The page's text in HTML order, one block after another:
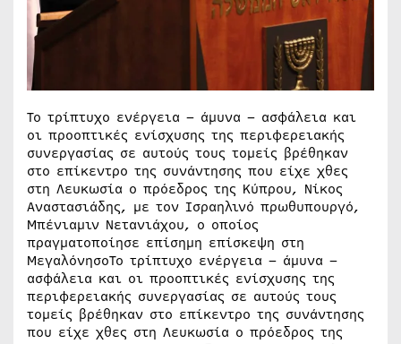
Το τρίπτυχο ενέργεια – άμυνα – ασφάλεια και
οι προοπτικές ενίσχυσης της περιφερειακής
συνεργασίας σε αυτούς τους τομείς βρέθηκαν
στο επίκεντρο της συνάντησης που είχε χθες
στη Λευκωσία ο πρόεδρος της Κύπρου, Νίκος
Αναστασιάδης, με τον Ισραηλινό πρωθυπουργό,
Μπένιαμιν Νετανιάχου, ο οποίος
πραγματοποίησε επίσημη επίσκεψη στη
ΜεγαλόνησοΤο τρίπτυχο ενέργεια – άμυνα –
ασφάλεια και οι προοπτικές ενίσχυσης της
περιφερειακής συνεργασίας σε αυτούς τους
τομείς βρέθηκαν στο επίκεντρο της συνάντησης
που είχε χθες στη Λευκωσία ο πρόεδρος της